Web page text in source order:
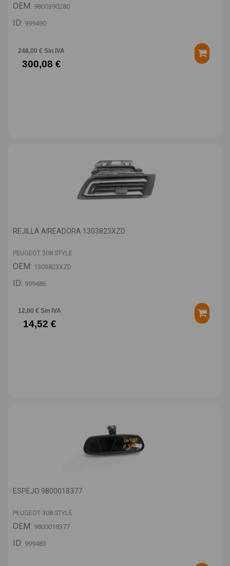
OEM: 9800390280
ID: 999490
248,00 € Sin IVA
300,08 €
REJILLA AIREADORA 1303823XZD
PEUGEOT 308 STYLE
OEM: 1303823XZD
ID: 999486
12,00 € Sin IVA
14,52 €
ESPEJO 9800018377
PEUGEOT 308 STYLE
OEM: 9800018377
ID: 999483